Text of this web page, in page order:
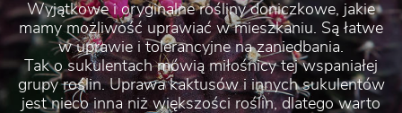
Wyjątkowe i oryginalne rośliny doniczkowe, jakie
mamy możliwość uprawiać w mieszkaniu. Są łatwe
w uprawie i tolerancyjne na zaniedbania.
Tak o sukulentach mówią miłośnicy tej wspaniałej
grupy roślin. Uprawa kaktusów i innych sukulentów
jest nieco inna niż większości roślin, dlatego warto